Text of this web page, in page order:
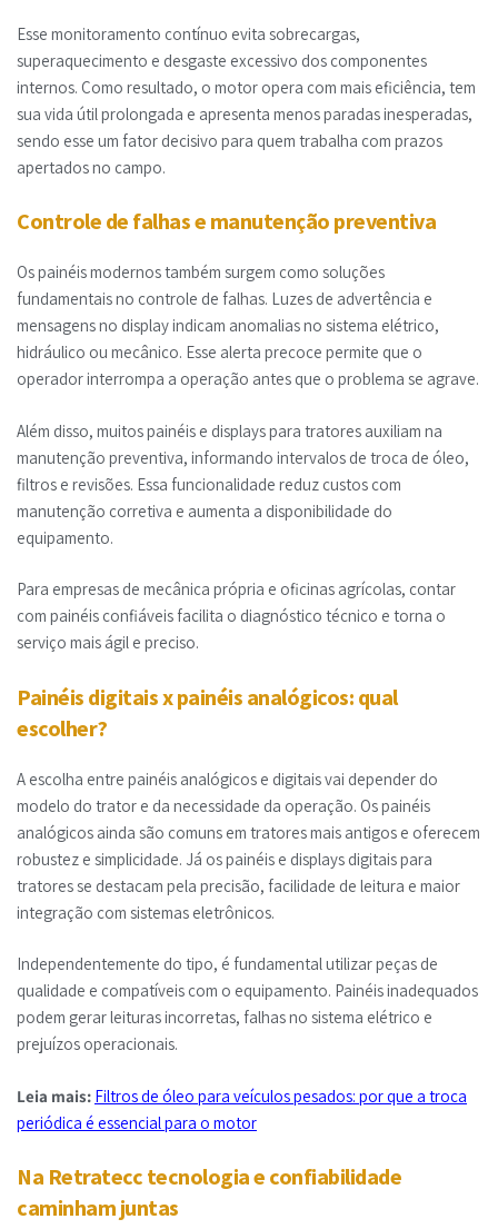
Esse monitoramento contínuo evita sobrecargas,
superaquecimento e desgaste excessivo dos componentes
internos. Como resultado, o motor opera com mais eficiência, tem
sua vida útil prolongada e apresenta menos paradas inesperadas,
sendo esse um fator decisivo para quem trabalha com prazos
apertados no campo.
Controle de falhas e manutenção preventiva
Os painéis modernos também surgem como soluções
fundamentais no controle de falhas. Luzes de advertência e
mensagens no display indicam anomalias no sistema elétrico,
hidráulico ou mecânico. Esse alerta precoce permite que o
operador interrompa a operação antes que o problema se agrave.
Além disso, muitos painéis e displays para tratores auxiliam na
manutenção preventiva, informando intervalos de troca de óleo,
filtros e revisões. Essa funcionalidade reduz custos com
manutenção corretiva e aumenta a disponibilidade do
equipamento.
Para empresas de mecânica própria e oficinas agrícolas, contar
com painéis confiáveis facilita o diagnóstico técnico e torna o
serviço mais ágil e preciso.
Painéis digitais x painéis analógicos: qual
escolher?
A escolha entre painéis analógicos e digitais vai depender do
modelo do trator e da necessidade da operação. Os painéis
analógicos ainda são comuns em tratores mais antigos e oferecem
robustez e simplicidade. Já os painéis e displays digitais para
tratores se destacam pela precisão, facilidade de leitura e maior
integração com sistemas eletrônicos.
Independentemente do tipo, é fundamental utilizar peças de
qualidade e compatíveis com o equipamento. Painéis inadequados
podem gerar leituras incorretas, falhas no sistema elétrico e
prejuízos operacionais.
Leia mais: Filtros de óleo para veículos pesados: por que a troca
periódica é essencial para o motor
Na Retratecc tecnologia e confiabilidade
caminham juntas